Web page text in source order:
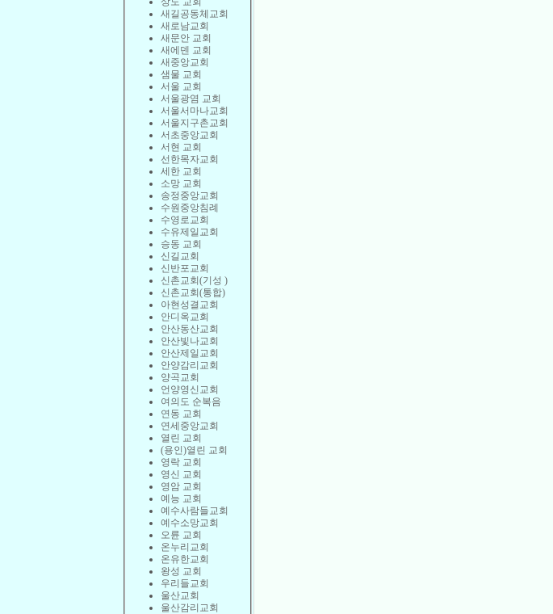
새길공동체교회
새로남교회
새문안 교회
새에덴 교회
새중앙교회
샘물 교회
서울 교회
서울광염 교회
서울서마나교회
서울지구촌교회
서초중앙교회
서현 교회
선한목자교회
세한 교회
소망 교회
송정중앙교회
수원중앙침례
수영로교회
수유제일교회
승동 교회
신길교회
신반포교회
신촌교회(기성 )
신촌교회(통합)
아현성결교회
안디옥교회
안산동산교회
안산빛나교회
안산제일교회
안양감리교회
양곡교회
언양영신교회
여의도 순복음
연동 교회
연세중앙교회
열린 교회
(용인)열린 교회
영락 교회
영신 교회
영암 교회
예능 교회
예수사람들교회
예수소망교회
오륜 교회
온누리교회
온유한교회
왕성 교회
우리들교회
울산교회
울산감리교회